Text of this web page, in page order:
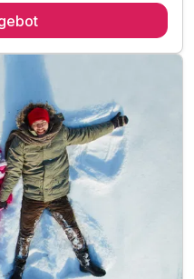
Buffet
& Whirpool
Ritterburg
- 56 h/Woche*
nur Sommer
nur Sommer
Essenszeiten